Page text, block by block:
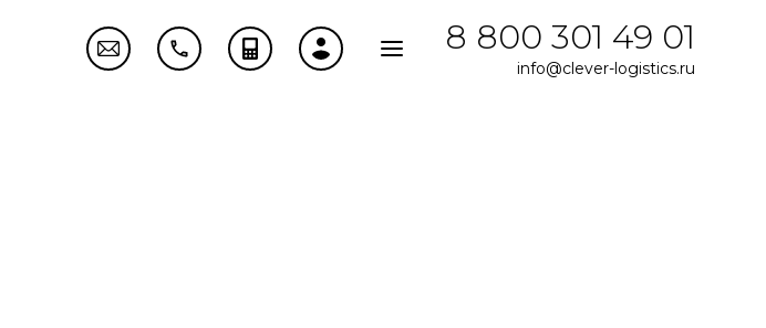
8 800 301 49 01
info@clever-logistics.ru